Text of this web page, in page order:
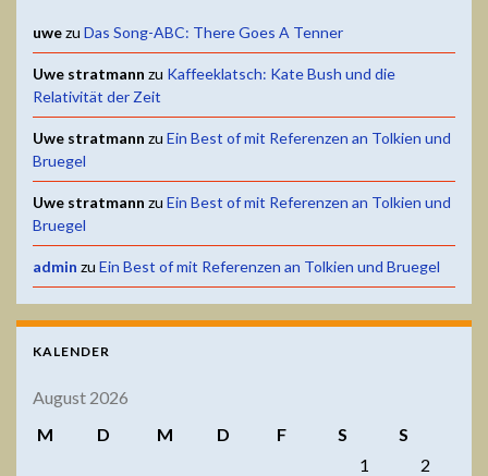
uwezu Das Song-ABC: There Goes A Tenner
Uwe stratmann zu Kaffeeklatsch: Kate Bush und die
Relativität der Zeit
Uwe stratmann zu Ein Best of mit Referenzen an Tolkien und
Bruegel
Uwe stratmann zu Ein Best of mit Referenzen an Tolkien und
Bruegel
admin zu Ein Best of mit Referenzen an Tolkien und Bruegel
KALENDER
August 2026
M
D M D F S
S
1
2